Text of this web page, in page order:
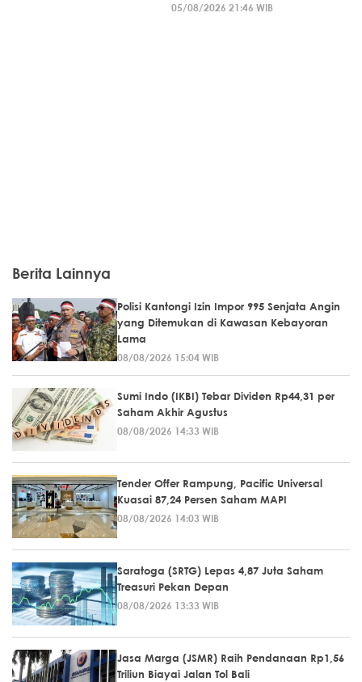
05/08/2026 21:46 WIB
Berita Lainnya
Polisi Kantongi Izin Impor 995 Senjata Angin
yang Ditemukan di Kawasan Kebayoran
Lama
08/08/2026 15:04 WIB
Sumi Indo (IKBI) Tebar Dividen Rp44,31 per
Saham Akhir Agustus
08/08/2026 14:33 WIB
Tender Offer Rampung, Pacific Universal
Kuasai 87,24 Persen Saham MAPI
08/08/2026 14:03 WIB
Saratoga (SRTG) Lepas 4,87 Juta Saham
Treasuri Pekan Depan
08/08/2026 13:33 WIB
Jasa Marga (JSMR) Raih Pendanaan Rp1,56
Triliun Biayai Jalan Tol Bali